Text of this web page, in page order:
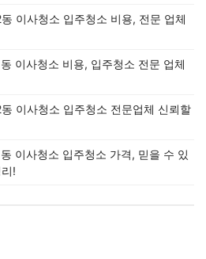
이사청소 입주청소 비용, 전문 업체
이사청소 비용, 입주청소 전문 업체
이사청소 입주청소 전문업체 신뢰할
이사청소 입주청소 가격, 믿을 수 있
!